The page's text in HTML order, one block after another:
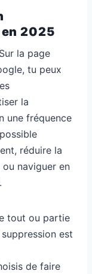
2025
la page
tu peux
la
une fréquence
réduire la
ou naviguer en
tout ou partie
est
de faire